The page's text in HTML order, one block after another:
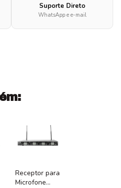
Suporte Direto
WhatsApp e e-mail
Receptor para
Microfone